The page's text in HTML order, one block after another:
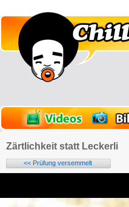
Zärtlichkeit statt Leckerli
<< Prüfung versemmelt